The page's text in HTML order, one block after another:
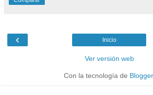
‹ Inicio
Ver versión web
Con la tecnología de Blogger